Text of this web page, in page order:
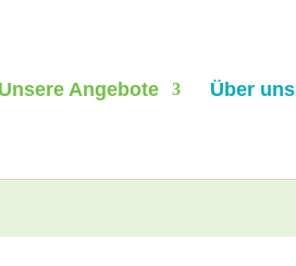
Unsere Angebote Über uns